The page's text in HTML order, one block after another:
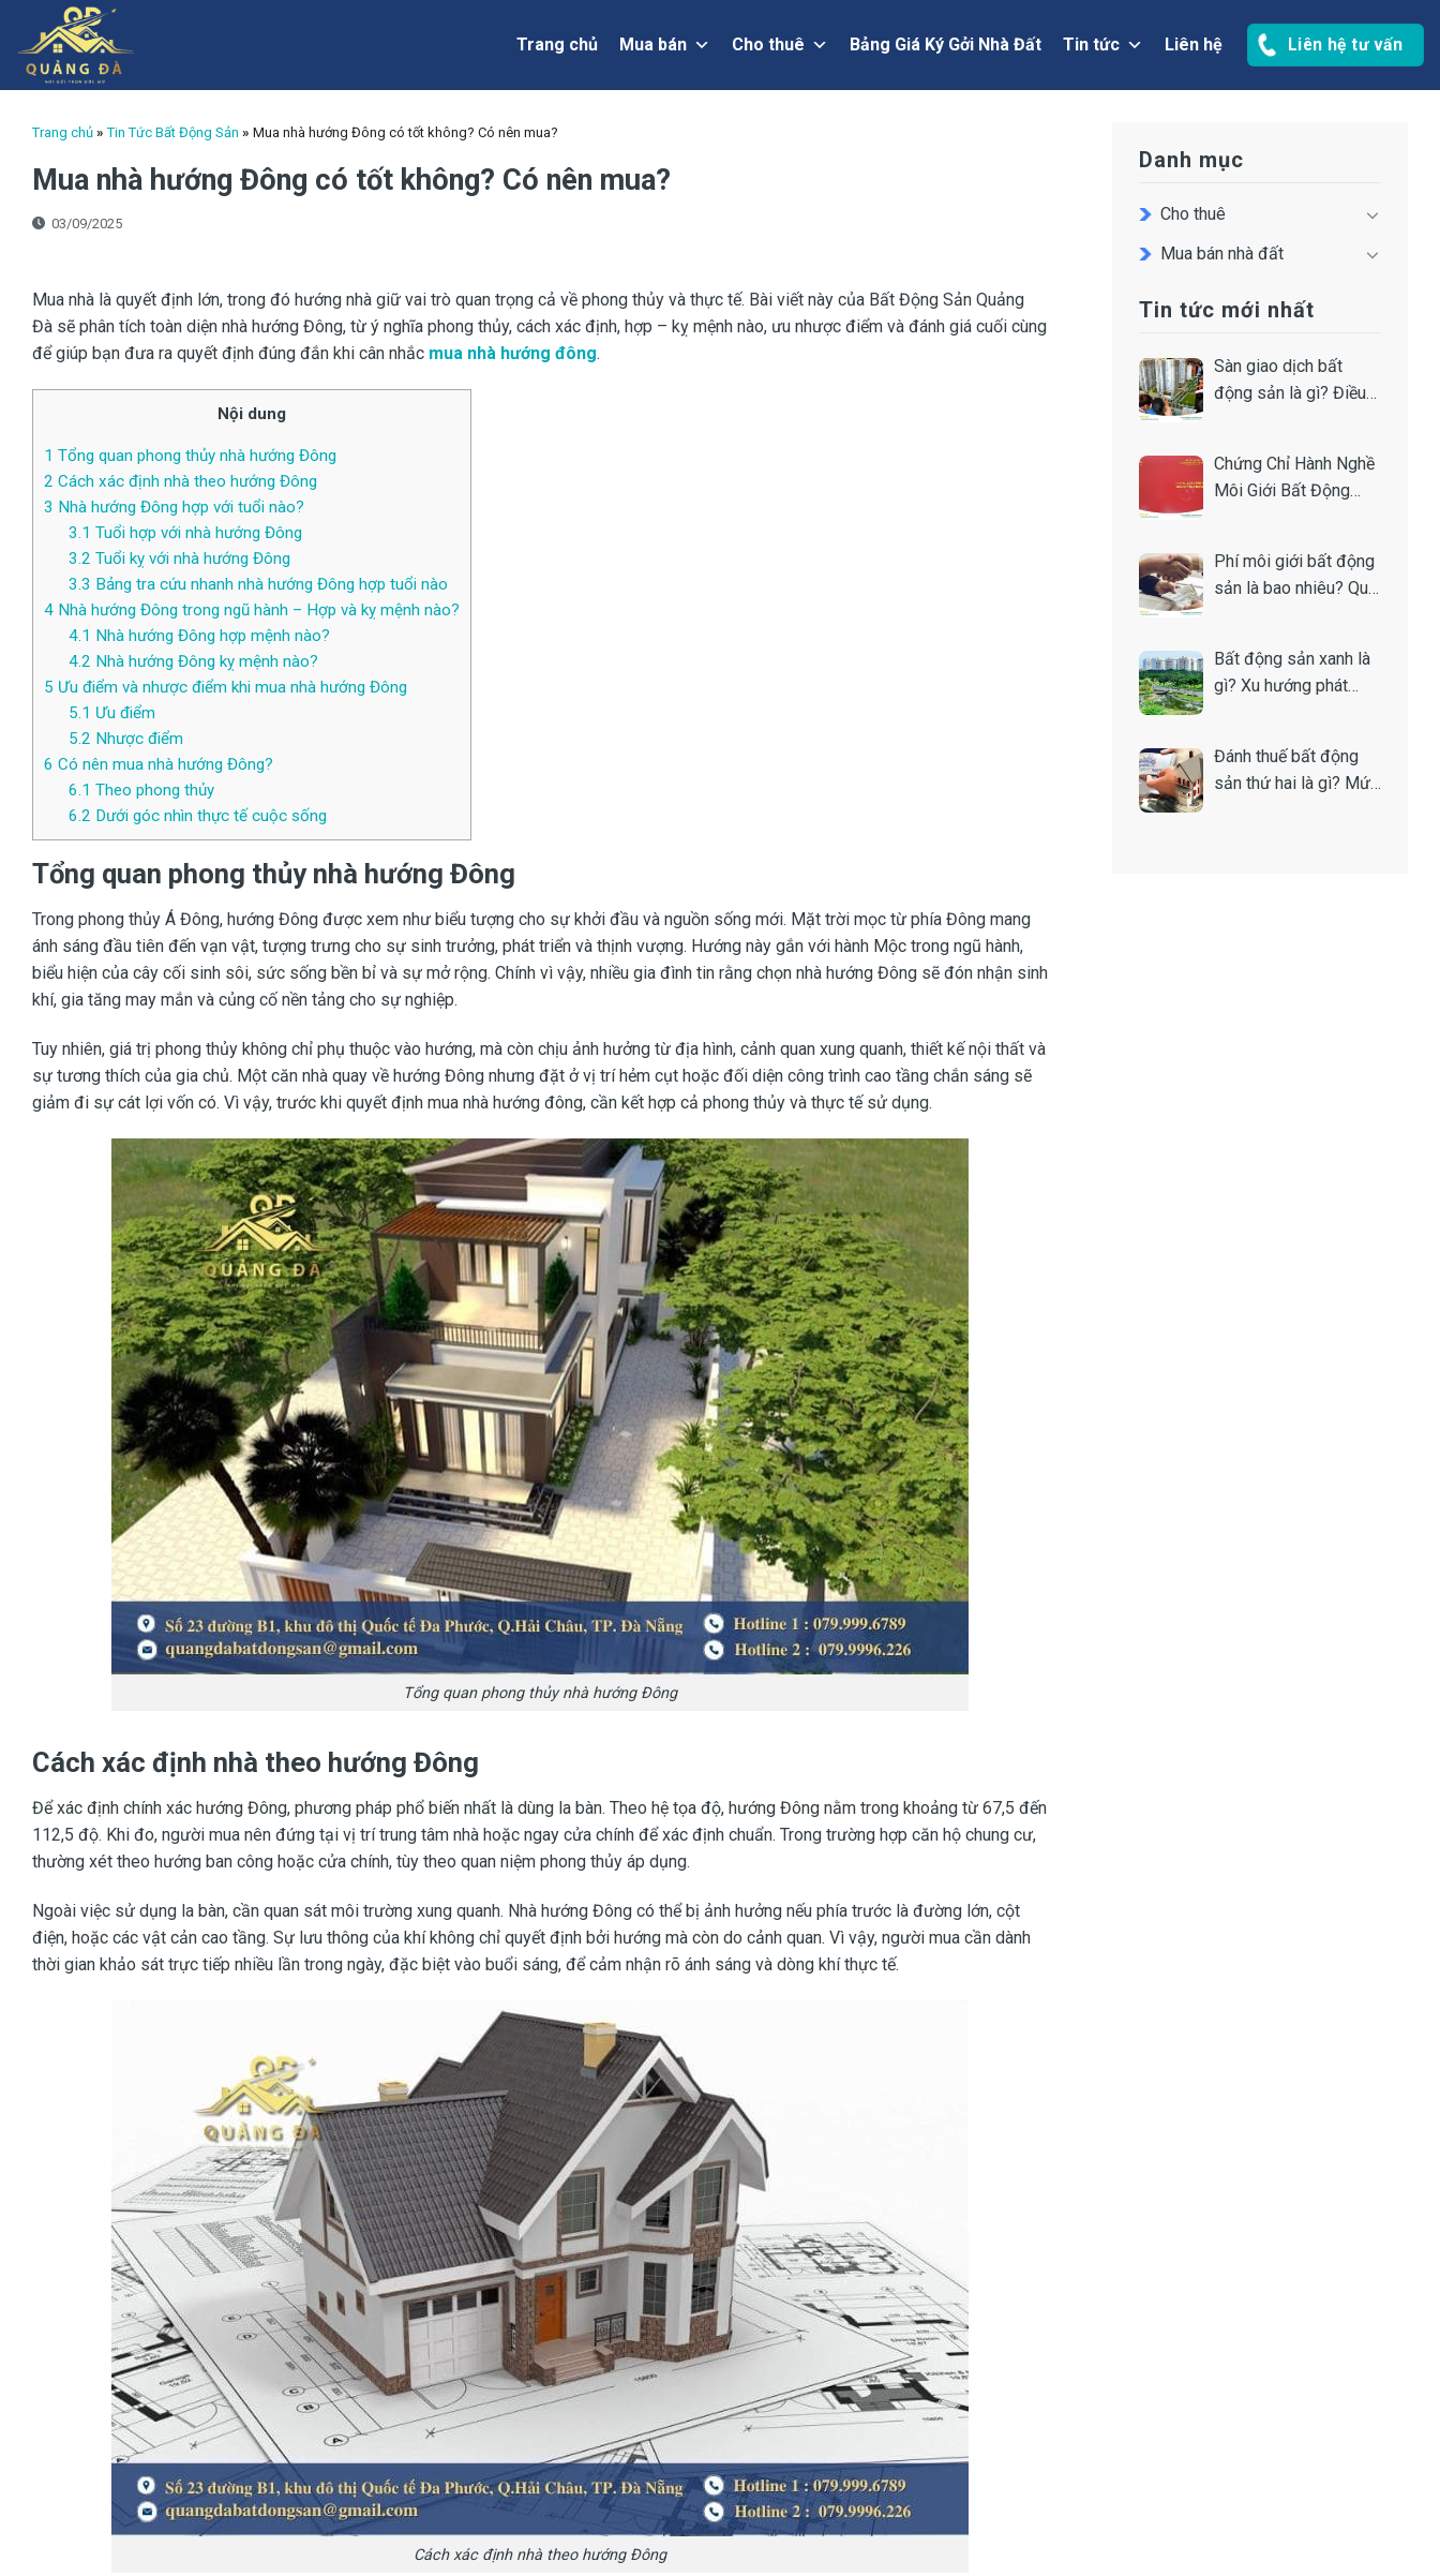
content
Trang chủ Mua bán Cho thuê Bảng Giá Ký Gởi Nhà Đất Tin tức Liên hệ Liên hệ tư vấn
Trang chủ »Tin Tức Bất Động Sản » Mua nhà hướng Đông có tốt không? Có nên mua?
Mua nhà hướng Đông có tốt không? Có nên mua?
03/09/2025
Mua nhà là quyết định lớn, trong đó hướng nhà giữ vai trò quan trọng cả về phong thủy và thực tế. Bài viết này của Bất Động Sản Quảng
Đà sẽ phân tích toàn diện nhà hướng Đông, từ ý nghĩa phong thủy, cách xác định, hợp – kỵ mệnh nào, ưu nhược điểm và đánh giá cuối cùng
để giúp bạn đưa ra quyết định đúng đắn khi cân nhắc mua nhà hướng đông.
Nội dung
1 Tổng quan phong thủy nhà hướng Đông
2 Cách xác định nhà theo hướng Đông
3 Nhà hướng Đông hợp với tuổi nào?
3.1 Tuổi hợp với nhà hướng Đông
3.2 Tuổi kỵ với nhà hướng Đông
3.3 Bảng tra cứu nhanh nhà hướng Đông hợp tuổi nào
4 Nhà hướng Đông trong ngũ hành – Hợp và kỵ mệnh nào?
4.1 Nhà hướng Đông hợp mệnh nào?
4.2 Nhà hướng Đông kỵ mệnh nào?
5 Ưu điểm và nhược điểm khi mua nhà hướng Đông
5.1 Ưu điểm
5.2 Nhược điểm
6 Có nên mua nhà hướng Đông?
6.1 Theo phong thủy
6.2 Dưới góc nhìn thực tế cuộc sống
Tổng quan phong thủy nhà hướng Đông
Trong phong thủy Á Đông, hướng Đông được xem như biểu tượng cho sự khởi đầu và nguồn sống mới. Mặt trời mọc từ phía Đông mang
ánh sáng đầu tiên đến vạn vật, tượng trưng cho sự sinh trưởng, phát triển và thịnh vượng. Hướng này gắn với hành Mộc trong ngũ hành,
biểu hiện của cây cối sinh sôi, sức sống bền bỉ và sự mở rộng. Chính vì vậy, nhiều gia đình tin rằng chọn nhà hướng Đông sẽ đón nhận sinh
khí, gia tăng may mắn và củng cố nền tảng cho sự nghiệp.
Tuy nhiên, giá trị phong thủy không chỉ phụ thuộc vào hướng, mà còn chịu ảnh hưởng từ địa hình, cảnh quan xung quanh, thiết kế nội thất và
sự tương thích của gia chủ. Một căn nhà quay về hướng Đông nhưng đặt ở vị trí hẻm cụt hoặc đối diện công trình cao tầng chắn sáng sẽ
giảm đi sự cát lợi vốn có. Vì vậy, trước khi quyết định mua nhà hướng đông, cần kết hợp cả phong thủy và thực tế sử dụng.
Tổng quan phong thủy nhà hướng Đông
Cách xác định nhà theo hướng Đông
Để xác định chính xác hướng Đông, phương pháp phổ biến nhất là dùng la bàn. Theo hệ tọa độ, hướng Đông nằm trong khoảng từ 67,5 đến
112,5 độ. Khi đo, người mua nên đứng tại vị trí trung tâm nhà hoặc ngay cửa chính để xác định chuẩn. Trong trường hợp căn hộ chung cư,
thường xét theo hướng ban công hoặc cửa chính, tùy theo quan niệm phong thủy áp dụng.
Ngoài việc sử dụng la bàn, cần quan sát môi trường xung quanh. Nhà hướng Đông có thể bị ảnh hưởng nếu phía trước là đường lớn, cột
điện, hoặc các vật cản cao tầng. Sự lưu thông của khí không chỉ quyết định bởi hướng mà còn do cảnh quan. Vì vậy, người mua cần dành
thời gian khảo sát trực tiếp nhiều lần trong ngày, đặc biệt vào buổi sáng, để cảm nhận rõ ánh sáng và dòng khí thực tế.
Cách xác định nhà theo hướng Đông
Danh mục
Cho thuê
Mua bán nhà đất
Tin tức mới nhất
Sàn giao dịch bất
động sản là gì? Điều
Chứng Chỉ Hành Nghề
Môi Giới Bất Động
Phí môi giới bất động
sản là bao nhiêu? Quy
Bất động sản xanh là
gì? Xu hướng phát
Đánh thuế bất động
sản thứ hai là gì? Mức